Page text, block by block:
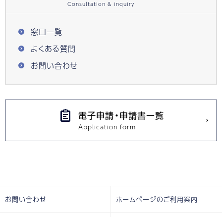
窓口一覧
よくある質問
お問い合わせ
電子申請・申請書一覧
お問い合わせ ホームページのご利用案内